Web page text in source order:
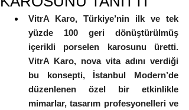
VitrA Karo, Türkiye’nin ilk ve tek
yüzde 100 geri dönüştürülmüş
içerikli porselen karosunu üretti.
VitrA Karo, nova vita adını verdiği
bu konsepti, İstanbul Modern’de
düzenlenen özel bir etkinlikle
mimarlar, tasarım profesyonelleri ve